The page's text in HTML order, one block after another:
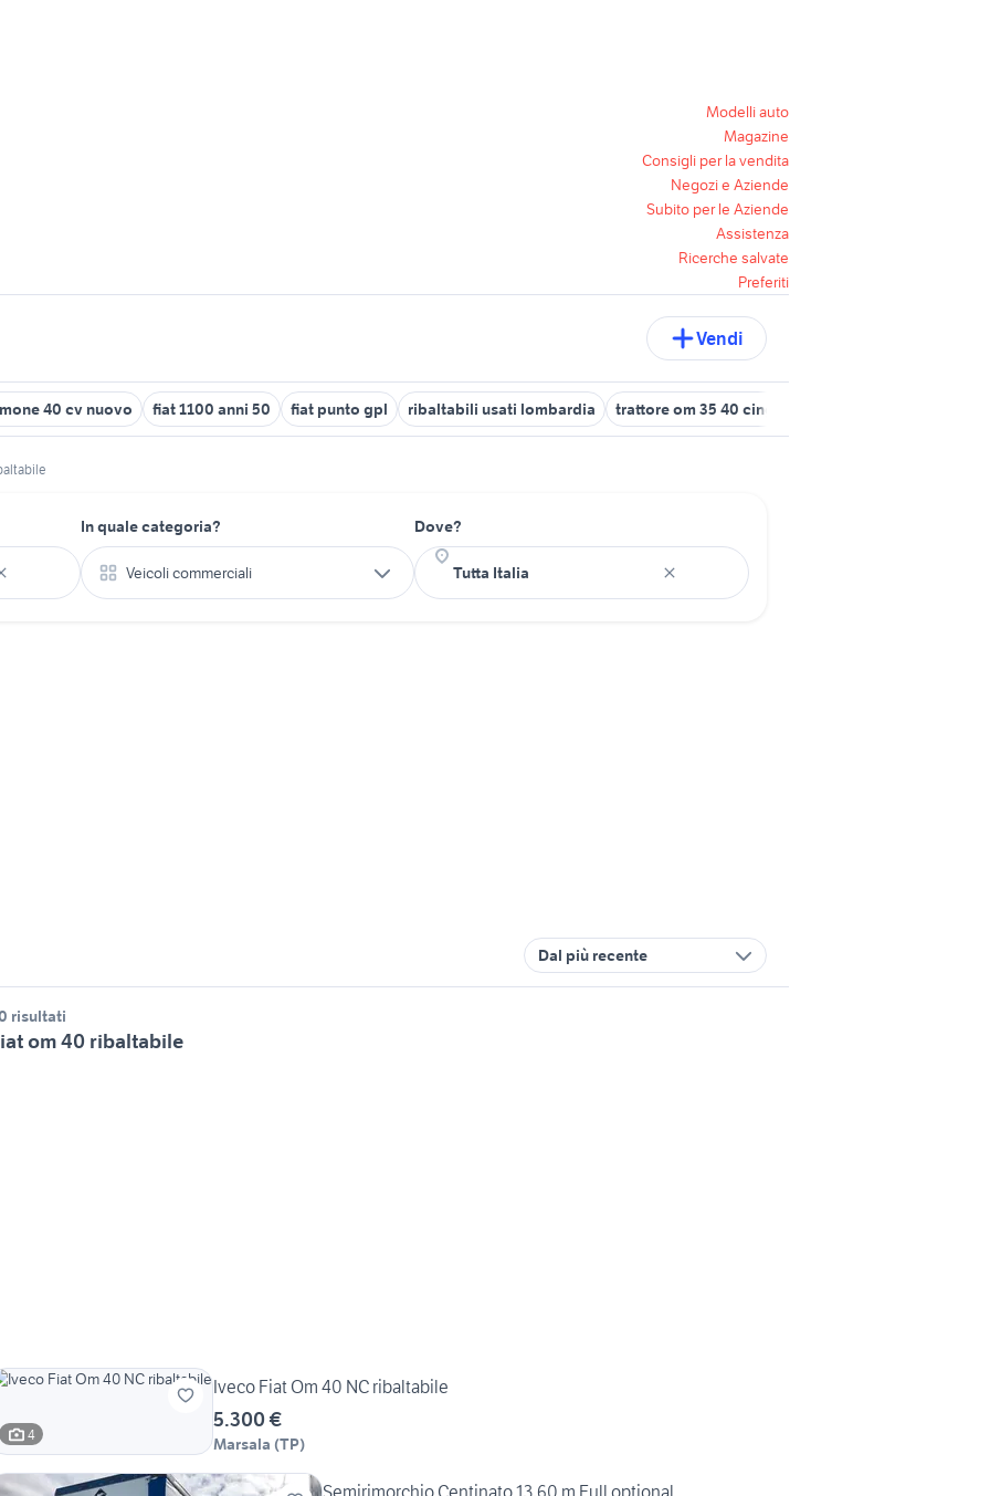
Modelli auto
Magazine
Consigli per la vendita
Negozi e Aziende
Subito per le Aziende
Assistenza
Ricerche salvate
Preferiti
Vendi
40 cv nuovo fiat 1100 anni 50 fiat punto gpl ribaltabili usati lombardia trattore om 35 40 cingolato
In quale categoria?
Veicoli commerciali
Dove?
Dal più recente
risultati
om 40 ribaltabile
4
Iveco Fiat Om 40 NC ribaltabile
5.300 €
Marsala (TP)